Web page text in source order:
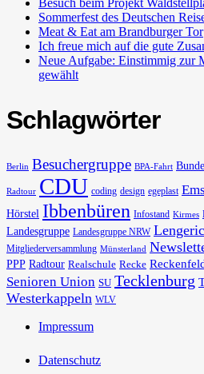
Besuch beim Projekt
Sommerfest des Deutschen
Meat & Eat am Brandburger Tor
Ich freue mich auf die gute
Neue Aufgabe: Einstimmig zur
gewählt
Schlagwörter
Berlin Besuchergruppe BPA-Fahrt
Radtour CDU coding design egeplast
Hörstel Ibbenbüren Infostand Kirmes
Landesgruppe Landesgruppe NRW
Mitgliederversammlung Münsterland
PPP Radtour Realschule Recke
Senioren Union SU Tecklenburg
Westerkappeln WLV
Impressum
Datenschutz